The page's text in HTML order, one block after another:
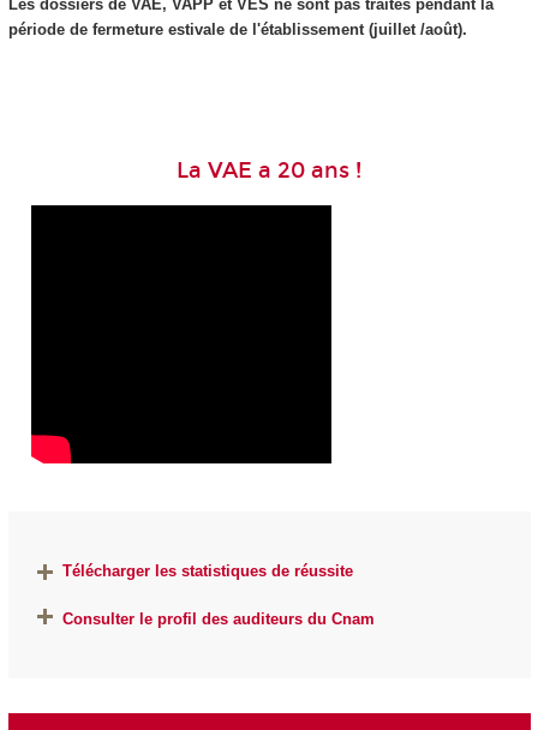
Les dossiers de VAE, VAPPet VES ne sont pas traités pendant la
période de fermeture estivale de l'établissement (juillet /août).
La VAE a 20 ans !
Télécharger les statistiques de réussite
Consulter le profil des auditeurs du Cnam